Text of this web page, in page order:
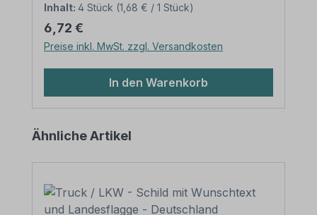
Rändelschraube befestigen Merkmale
dieser Saugnäpfe: Norm: -
Ausführung: transparente Saugnäpfe mit
intergriertem Gewinde und transparenter
Rändelmutter Durchmesser Saugnapf:
40 mm Durchmesser Rändelmutter: 15
mm Gewindelänge: 7 mm
Verpackungseinheiten: 4 Saugnäpfe als
Schilderbefestigung mit Saugnäpfen
Kunststoffschildern – z.B. im Format 300 x
Hochzeitsschilder bzw. Trucker-Schilder.
Vor einer Befestigung mit Saugnäpfen
Inhalt: 4 Stück (1,68 € / 1 Stück)
Regulärer Preis:
6,72 €
Preise inkl. MwSt. zzgl. Versandkosten
In den Warenkorb
Produktgalerie überspringen
Ähnliche Artikel